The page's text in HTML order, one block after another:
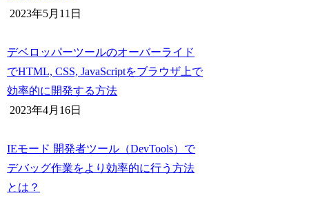
2023年5月11日
デベロッパーツールのオーバーライド
でHTML, CSS, JavaScriptをブラウザ上で
効率的に開発する方法
2023年4月16日
IEモード 開発者ツール（DevTools）で
デバッグ作業をより効率的に行う方法
とは？